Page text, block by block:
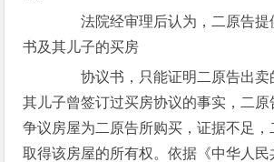
法院经审理后认为，二原告提
书及其儿子的买房
协议书，只能证明二原告出卖
其儿子曾签订过买房协议的事实，二
争议房屋为二原告所购买，证据不足
取得该房屋的所有权。依据《中华人